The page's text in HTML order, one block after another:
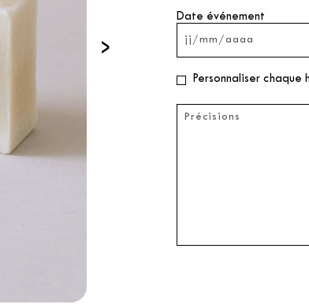
›
Date événement
Personnaliser